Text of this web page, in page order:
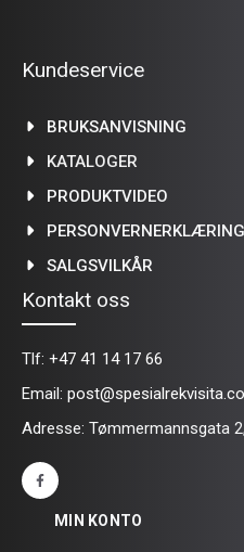
Kundeservice
BRUKSANVISNING
KATALOGER
PRODUKTVIDEO
PERSONVERNERKLÆRING
SALGSVILKÅR
Kontakt oss
Tlf: +47 41 14 17 66
Email:
Adresse: Tømmermannsgata
MIN KONTO